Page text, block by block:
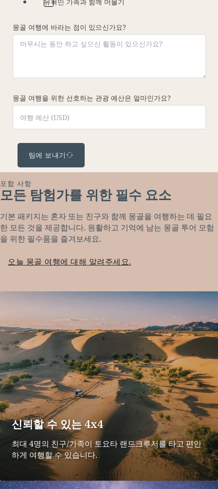
몽골 여행에 바라는 점이 있으신가요?
몽골 여행을 위한 선호하는 관광 예산은 얼마인가요?
팀에 보내기
모든 탐험가를 위한 필수 요소
포함 사항
기본 패키지는 혼자 또는 친구와 함께 몽골을 여행하는 데 필요
한 모든 것을 제공합니다. 원활하고 기억에 남는 몽골 투어 모험
을 위한 필수품을 즐겨보세요.
오늘 몽골 여행에 대해 알려주세요.
신뢰할 수 있는 4x4
최대 4명의 친구/가족이 토요타 랜드크루저를 타고 편안
하게 여행할 수 있습니다.